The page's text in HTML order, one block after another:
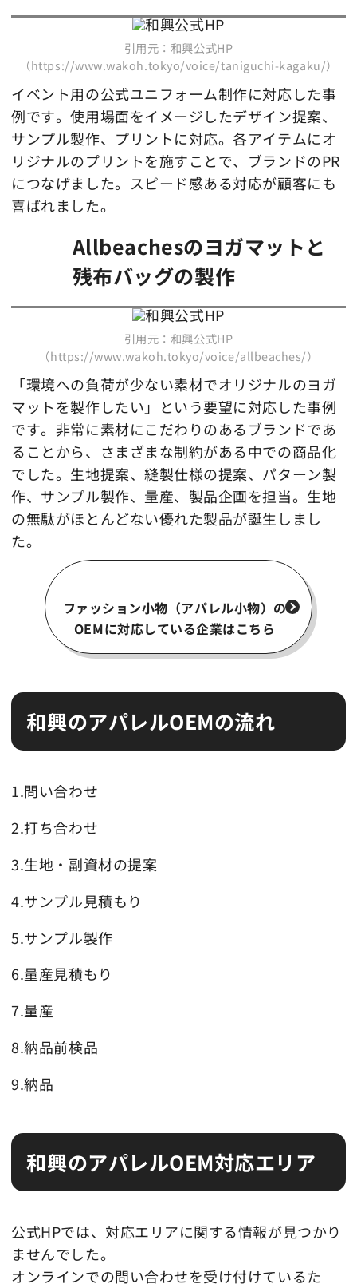
引用元：和興公式HP
（https://www.wakoh.tokyo/voice/taniguchi-kagaku/）
イベント用の公式ユニフォーム制作に対応した事
例です。使用場面をイメージしたデザイン提案、
サンプル製作、プリントに対応。各アイテムにオ
リジナルのプリントを施すことで、ブランドのPR
につなげました。スピード感ある対応が顧客にも
喜ばれました。
Allbeachesのヨガマットと
残布バッグの製作
引用元：和興公式HP
（https://www.wakoh.tokyo/voice/allbeaches/）
「環境への負荷が少ない素材でオリジナルのヨガ
マットを製作したい」という要望に対応した事例
です。非常に素材にこだわりのあるブランドであ
ることから、さまざまな制約がある中での商品化
でした。生地提案、縫製仕様の提案、パターン製
作、サンプル製作、量産、製品企画を担当。生地
の無駄がほとんどない優れた製品が誕生しまし
た。
ファッション小物（アパレル小物）の
OEMに対応している企業はこちら
和興のアパレルOEMの流れ
1.問い合わせ
2.打ち合わせ
3.生地・副資材の提案
4.サンプル見積もり
5.サンプル製作
6.量産見積もり
7.量産
8.納品前検品
9.納品
和興のアパレルOEM対応エリア
公式HPでは、対応エリアに関する情報が見つかり
ませんでした。
オンラインでの問い合わせを受け付けているた